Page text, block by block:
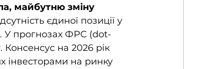
майбутню зміну
єдиної позиції у
У прогнозах ФРС (dot-
на 2026 рік
інвесторами на ринку